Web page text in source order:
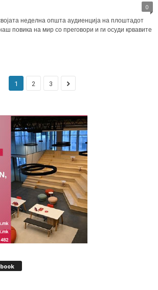
0
неделна општа аудиенција на плоштадот
повика на мир со преговори и ги осуди крвавите
1 2 3